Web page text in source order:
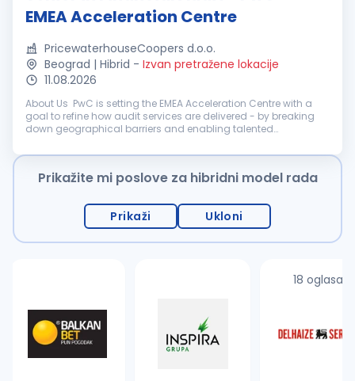
EMEA Acceleration Centre
PricewaterhouseCoopers d.o.o.
Beograd | Hibrid - Izvan pretražene lokacije
11.08.2026
About Us PwC is setting the EMEA Acceleration Centre with a
goal to refine how audit services are delivered - by breaking
down geographical barriers and enabling talented
audit engagements wi...
Prikažite mi poslove za hibridni model rada
Prikaži Ukloni
18 oglasa